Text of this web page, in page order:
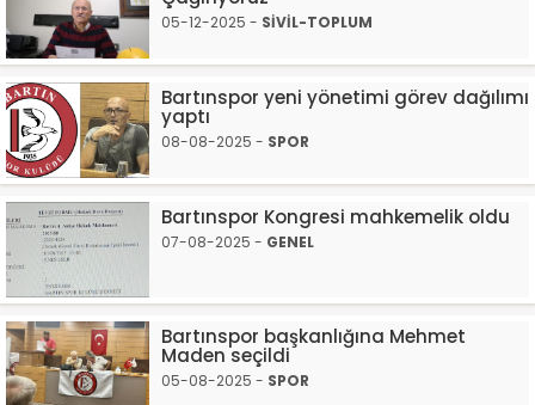
05-12-2025 - SİVİL-TOPLUM
Bartınspor yeni yönetimi görev dağılımı
yaptı
08-08-2025 - SPOR
Bartınspor Kongresi mahkemelik oldu
07-08-2025 - GENEL
Bartınspor başkanlığına Mehmet
Maden seçildi
05-08-2025 - SPOR